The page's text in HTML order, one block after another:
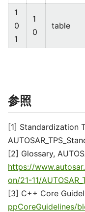
1
0
1
1
0
table
参照
[1] Standardization
[2] Glossary,
https://
on/21-11/
[3] C++ Core
ppCoreGuidelines/